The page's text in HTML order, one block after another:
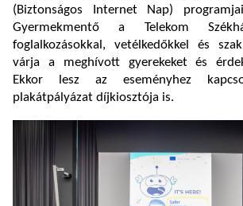
(Biztonságos Internet Nap)
Gyermekmentő a Telekom
foglalkozásokkal, vetélkedőkkel és
várja a meghívott gyerekeket és
Ekkor lesz az eseményhez
plakátpályázat díjkiosztója is.